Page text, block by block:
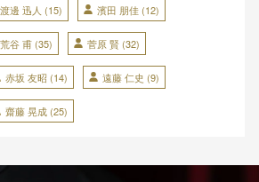
渡邊 迅人 (15) 濱田 朋佳 (12)
荒谷 甫 (35) 菅原 賢 (32)
赤坂 友昭 (14) 遠藤 仁史 (9)
齋藤 晃成 (25)